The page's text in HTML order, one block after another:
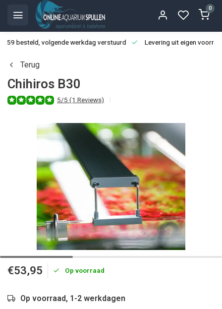
0
besteld, volgende werkdag verstuurd Levering uit eigen
Terug
Chihiros B30
5/5 (1 Reviews)
€53,95 Op voorraad
Op voorraad, 1-2 werkdagen